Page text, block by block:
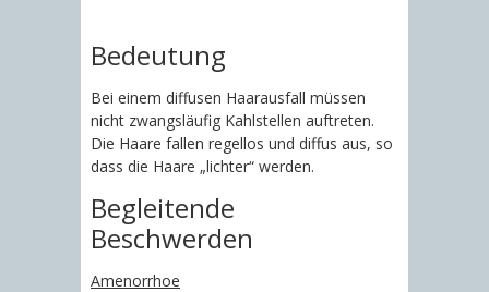
Bedeutung
Bei einem diffusen Haarausfall müssen
nicht zwangsläufig Kahlstellen auftreten.
Die Haare fallen regellos und diffus aus, so
dass die Haare „lichter“ werden.
Begleitende
Beschwerden
Amenorrhoe